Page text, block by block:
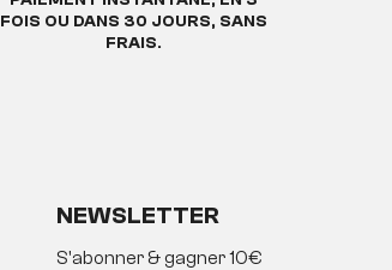
FOIS OU DANS 30 JOURS, SANS
FRAIS.
NEWSLETTER
S'abonner & gagner 10€